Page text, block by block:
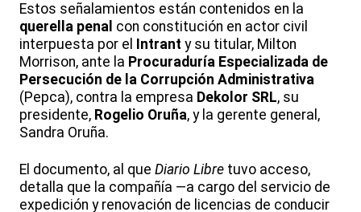
Estos señalamientos están contenidos en la
querella penal con constitución en actor civil
interpuesta por el
Intrant y su titular, Milton
Morrison, ante la Procuraduría Especializada de
Persecución de la Corrupción Administrativa
(Pepca), contra la empresa Dekolor SRL, su
presidente, Rogelio Oruña, y la gerente general,
Sandra Oruña.
El documento, al que Diario Libre tuvo acceso,
detalla que la compañía —a cargo del servicio de
expedición y renovación de licencias de conducir